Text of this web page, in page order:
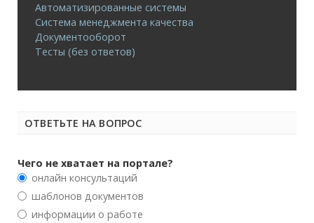
Автоматизированные системы
Система менеджмента качества
Документооборот
Тесты (без ответов)
ОТВЕТЬТЕ НА ВОПРОС
Чего не хватает на портале?
онлайн консультаций
шаблонов документов
информации о работе